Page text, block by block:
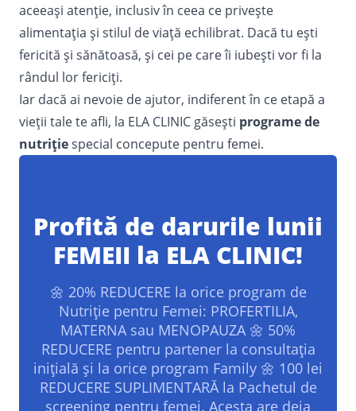
aceeași atenție, inclusiv în ceea ce privește
alimentația și stilul de viață echilibrat. Dacă tu ești
fericită și sănătoasă, și cei pe care îi iubești vor fi la
rândul lor fericiți.
Iar dacă ai nevoie de ajutor, indiferent în ce etapă a
vieții tale te afli, la ELA CLINIC găsești programe de
nutrițiespecial concepute pentru femei.
Profită de darurile lunii
FEMEII la ELA CLINIC!
🌼 20% REDUCERE la orice program de
Nutriție pentru Femei: PROFERTILIA,
MATERNA sau MENOPAUZA 🌼 50%
REDUCERE pentru partener la consultația
inițială și la orice program Family 🌼 100 lei
REDUCERE SUPLIMENTARĂ la Pachetul de
screening pentru femei. Acesta are deja